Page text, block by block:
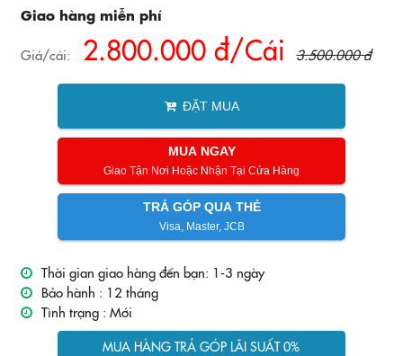
Giao hàng miễn phí
Giá/cái: 2.800.000 đ/Cái 3.500.000 đ
ĐẶT MUA
MUA NGAY
Giao Tận Nơi Hoặc Nhận Tại Cửa Hàng
TRẢ GÓP QUA THẺ
Visa, Master, JCB
Thời gian giao hàng đến bạn: 1-3 ngày
Bảo hành : 12 tháng
Tình trạng : Mới
MUA HÀNG TRẢ GÓP LÃI SUẤT 0%